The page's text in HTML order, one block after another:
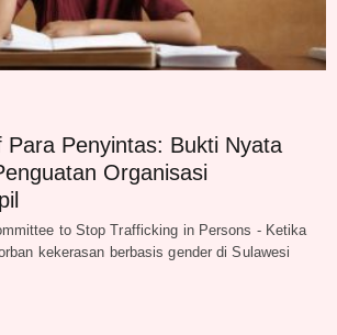
Para Penyintas: Bukti Nyata
Organisasi
to Stop Trafficking in Persons - Ketika
kekerasan berbasis gender di Sulawesi